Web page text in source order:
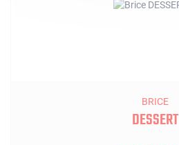
BRICE
DESSERT